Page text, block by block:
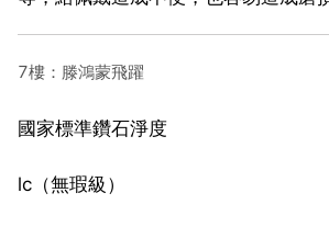
7樓：滕鴻蒙飛躍
國家標準鑽石淨度
lc（無瑕級）